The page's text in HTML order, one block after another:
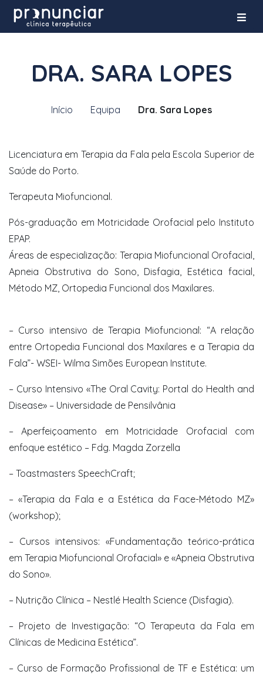
DRA. SARA LOPES
Início Equipa Dra. Sara Lopes
Licenciatura em Terapia da Fala pela Escola Superior de
Saúde do Porto.
Terapeuta Miofuncional.
Pós-graduação em Motricidade Orofacial pelo Instituto
EPAP.
Áreas de especialização: Terapia Miofuncional Orofacial,
Apneia Obstrutiva do Sono, Disfagia, Estética facial,
Método MZ, Ortopedia Funcional dos Maxilares.
– Curso intensivo de Terapia Miofuncional: “A relação
entre Ortopedia Funcional dos Maxilares e a Terapia da
Fala”- WSEI- Wilma Simões European Institute.
– Curso Intensivo «The Oral Cavity: Portal do Health and
Disease» – Universidade de Pensilvânia
– Aperfeiçoamento em Motricidade Orofacial com
enfoque estético – Fdg. Magda Zorzella
– Toastmasters SpeechCraft;
– «Terapia da Fala e a Estética da Face-Método MZ»
(workshop);
– Cursos intensivos: «Fundamentação teórico-prática
em Terapia Miofuncional Orofacial» e «Apneia Obstrutiva
do Sono».
– Nutrição Clínica – Nestlé Health Science (Disfagia).
– Projeto de Investigação: “O Terapeuta da Fala em
Clínicas de Medicina Estética”.
– Curso de Formação Profissional de TF e Estética: um